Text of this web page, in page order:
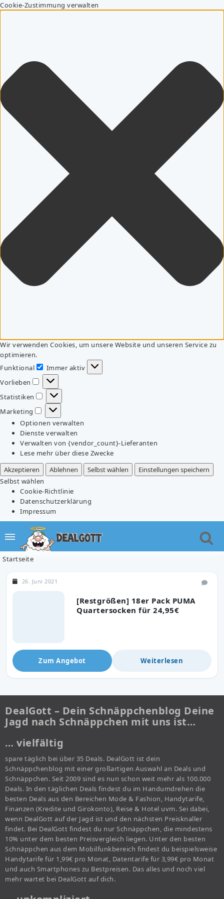
Cookie-Zustimmung verwalten
Wir verwenden Cookies, um unsere Website und unseren Service zu
optimieren.
Funktional
Funktional
Immer aktiv
Vorlieben
Vorlieben
Statistiken
Statistiken
Marketing
Marketing
Optionen verwalten
Dienste verwalten
Verwalten von {vendor_count}-Lieferanten
Lese mehr über diese Zwecke
Akzeptieren
Ablehnen Selbst wählen
Einstellungen speichern
Selbst wählen
Cookie-Richtlinie
Datenschutzerklärung
Impressum
Startseite
[Restgrößen] 18er Pack PUMA
Quartersocken für 24,95€
26. Juni 2021
Zum Angebot Weiterlesen
DealGott – Dein Schnäppchenblog Deine
Jagd nach Schnäppchen mit uns ist…
… vielfältig
spare täglich bei über 35 Deals. DealGott ist dein
Schnäppchenblog mit einer großartigen Auswahl an Deals und
Schnäppchen. Seit 2009 sind es nun schon weit mehr als 100.000
Deals. In den täglichen Deals findest du im Handumdrehen die
besten Deals aus den Bereichen Mode & Fashion, Handytarife,
Finanzen (Kredite und Girokonto), Reise & Hotel uvm. Sei dabei,
wenn DealGott auf der Jagd ist und den nächsten Preisknaller
findet. Bei DealGott findest du nur Schnäppchen, die mindestens
10% unter dem besten Preisvergleich liegen. Unter den besten
Schnäppchen aus dem Mobilfunkbereich findest du beispielsweise
Handytarife für 1,99€ pro Monat, Datentarife für 3,99€ pro Monat
und auch Smartphones zu Bestpreisen. Das alles und noch viel
mehr wartet bei DealGott auf dich.